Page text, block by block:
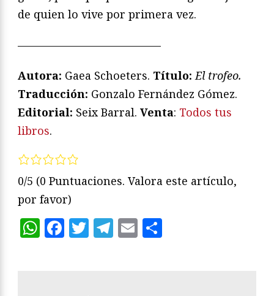
de quien lo vive por primera vez.
—————————————
Autora: Gaea Schoeters. Título:El trofeo.
Traducción: Gonzalo Fernández Gómez.
Editorial: Seix Barral. Venta: Todos tus
libros.
0/5 (0 Puntuaciones. Valora este artículo,
por favor)
WhatsApp
Facebook
Twitter
Telegram
Email